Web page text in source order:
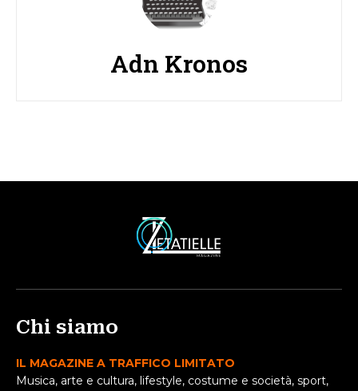
Adn Kronos
Chi siamo
IL MAGAZINE A TRAFFICO LIMITATO
Musica, arte e cultura, lifestyle, costume e società, sport,